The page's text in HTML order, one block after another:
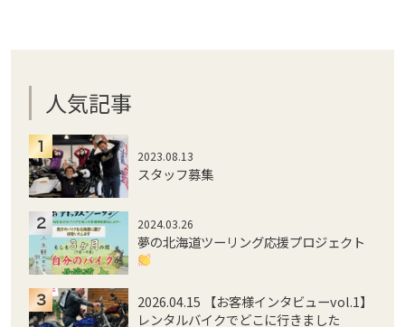
人気記事
2023.08.13
スタッフ募集
2024.03.26
夢の北海道ツーリング応援プロジェクト
2026.04.15 【お客様インタビューvol.1】
レンタルバイクでどこに行きました